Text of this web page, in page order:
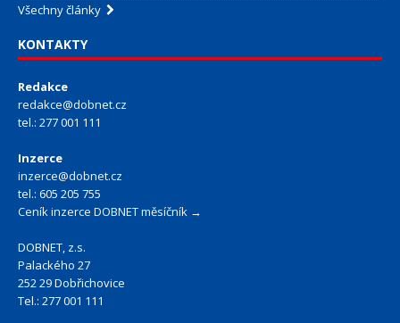
Všechny články
KONTAKTY
Redakce
redakce@dobnet.cz
tel.: 277 001 111
Inzerce
inzerce@dobnet.cz
tel.: 605 205 755
Ceník inzerce DOBNET měsíčník →
DOBNET, z.s.
Palackého 27
252 29 Dobřichovice
Tel.: 277 001 111